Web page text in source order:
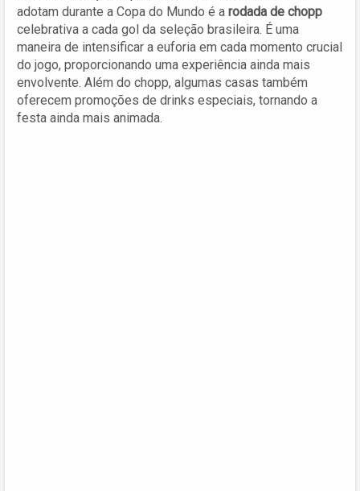
adotam durante a Copa do Mundo é a rodada de chopp
celebrativa a cada gol da seleção brasileira. É uma
maneira de intensificar a euforia em cada momento crucial
do jogo, proporcionando uma experiência ainda mais
envolvente. Além do chopp, algumas casas também
oferecem promoções de drinks especiais, tornando a
festa ainda mais animada.